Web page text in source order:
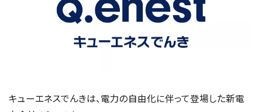
キューエネスでんきは、電力の自由化に伴って登場した新電